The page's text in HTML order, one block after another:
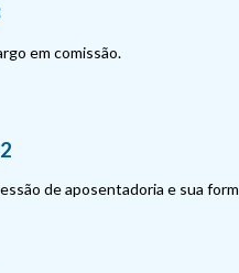
em comissão.
de aposentadoria e sua